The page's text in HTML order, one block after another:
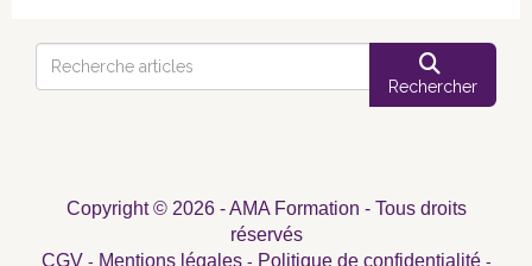
Rechercher
Copyright © 2026 - AMA Formation - Tous droits
réservés
CGV - Mentions légales- Politique de confidentialité-